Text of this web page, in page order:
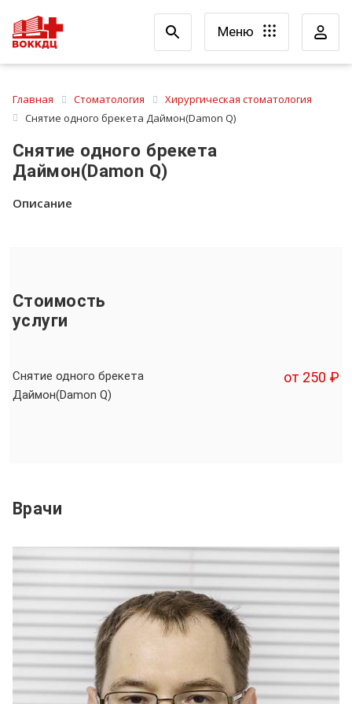
Меню
Главная Стоматология
Хирургическая стоматология
Снятие одного брекета Даймон(Damon Q)
Снятие одного брекета
Даймон(Damon Q)
Описание
Стоимость
услуги
Снятие одного брекета
Даймон(Damon Q)
от 250 ₽
Врачи